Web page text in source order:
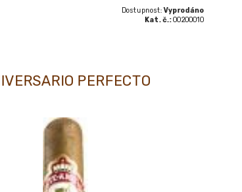
Dostupnost:Vyprodáno
Kat. č.: 00200010
PERFECTO